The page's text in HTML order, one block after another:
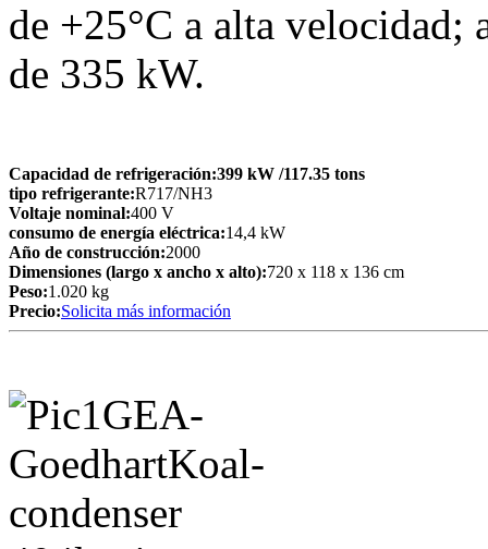
de +25°C a alta velocidad;
de 335 kW.
Capacidad de refrigeración:399 kW /117.35 tons
tipo refrigerante:R717/NH3
Voltaje nominal:400 V
consumo de energía eléctrica:14,4 kW
Año de construcción:2000
Dimensiones (largo x ancho x alto):720 x 118 x 136 cm
Peso:1.020 kg
Precio:Solicita más información